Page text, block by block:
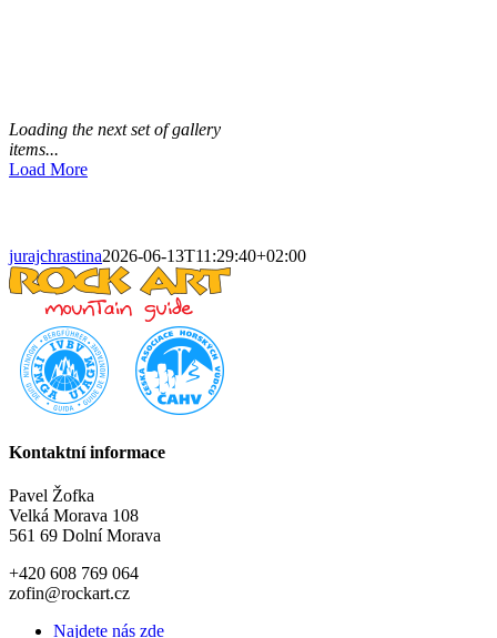
Loading the next set of gallery
items...
Load More
jurajchrastina2026-06-13T11:29:40+02:00
Kontaktní informace
Pavel Žofka
Velká Morava 108
561 69 Dolní Morava
+420 608 769 064
zofin@rockart.cz
Najdete nás zde